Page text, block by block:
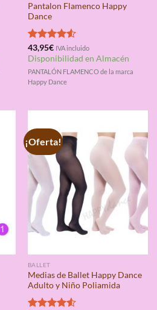
Pantalon Flamenco Happy
Dance
Valorado
con4.50
43,95€ IVA incluido
Disponibilidad en Almacén
PANTALÓN FLAMENCO de la marca
Happy Dance
¡Oferta!
BALLET
Medias de Ballet Happy Dance
Adulto y Niño Poliamida